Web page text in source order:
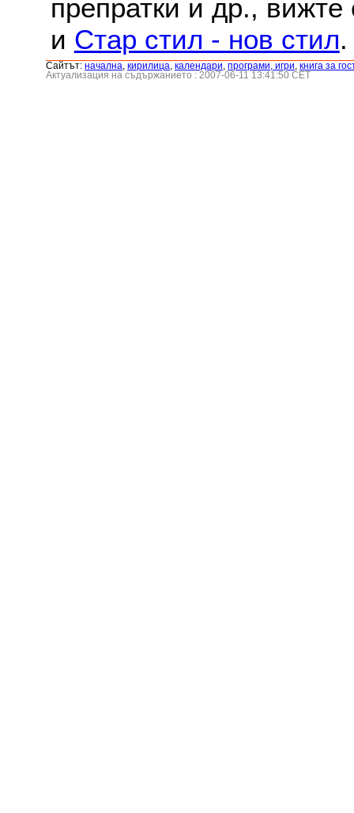
препратки и др.,
и Стар стил - нов стил.
Сайтът: началнa кирилица календари програми, игри книга за
Актуализация на съдържанието : 2007-06-11 13:41:50 CET